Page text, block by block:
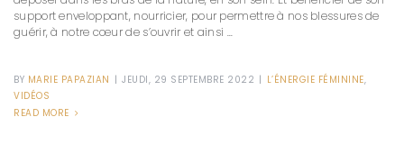
support enveloppant, nourricier, pour permettre à nos blessures de
guérir, à notre cœur de s’ouvrir et ainsi ...
BY MARIE PAPAZIAN | JEUDI, 29 SEPTEMBRE 2022 | L’ÉNERGIE FÉMININE,
VIDÉOS
READ MORE